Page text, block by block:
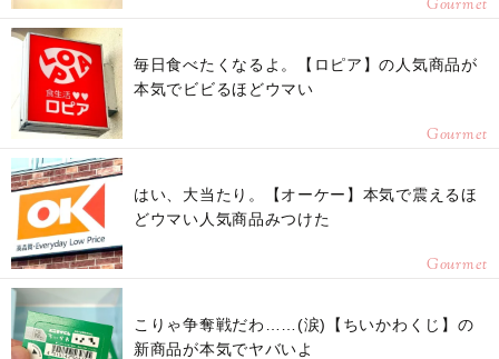
Gourmet
毎日食べたくなるよ。【ロピア】の人気商品が
本気でビビるほどウマい
Gourmet
はい、大当たり。【オーケー】本気で震えるほ
どウマい人気商品みつけた
Gourmet
こりゃ争奪戦だわ……(涙)【ちいかわくじ】の
新商品が本気でヤバいよ